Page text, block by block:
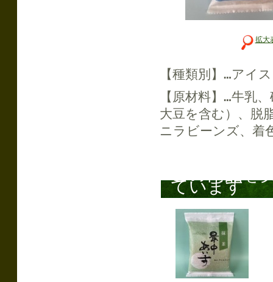
拡大
【種類別】…ア
【原材料】…牛乳
大豆を含む）、脱
ニラビーンズ、着
ています